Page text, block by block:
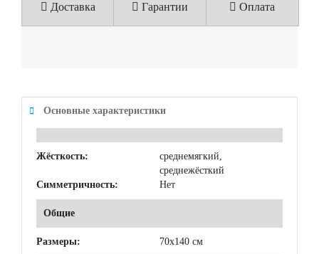
Доставка Гарантии Оплата
Основные характеристики
Жёсткость:
среднемягкий,
среднежёсткий
Симметричность:
Нет
Общие
Размеры: 70x140 см